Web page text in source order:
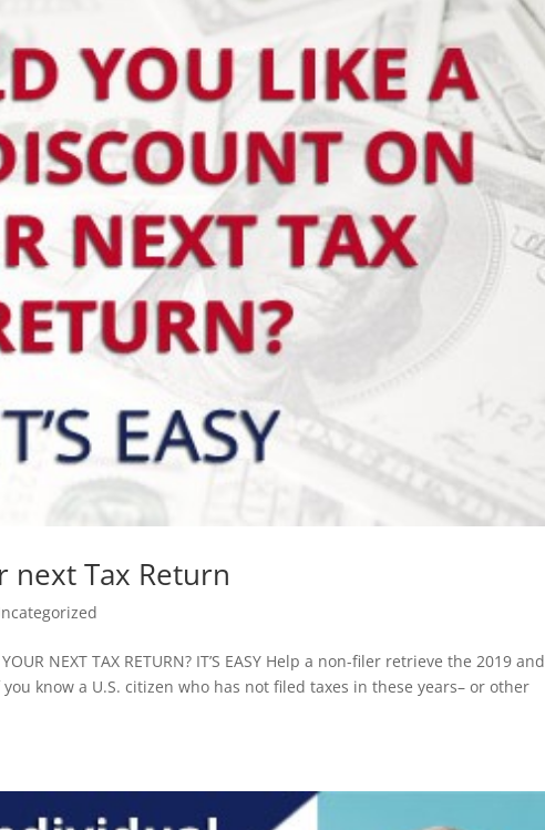
next Tax Return
NEXT TAX RETURN? IT’S EASY Help a non-filer retrieve the 2019 and
know a U.S. citizen who has not filed taxes in these years– or other